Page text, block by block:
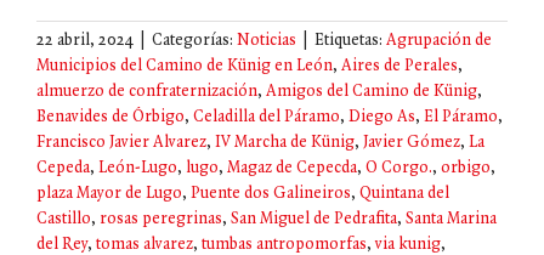
22 abril, 2024 Categorías: Noticias Etiquetas: Agrupación de
Municipios del Camino de Künig en León, Aires de Perales,
almuerzo de confraternización, Amigos del Camino de Künig,
Benavides de Órbigo, Celadilla del Páramo, Diego As, El Páramo,
Francisco Javier Alvarez, IV Marcha de Künig, Javier Gómez, La
Cepeda, León-Lugo, lugo, Magaz de Cepecda, O Corgo., orbigo,
plaza Mayor de Lugo, Puente dos Galineiros, Quintana del
Castillo, rosas peregrinas, San Miguel de Pedrafita, Santa Marina
del Rey, tomas alvarez, tumbas antropomorfas,via kunig,